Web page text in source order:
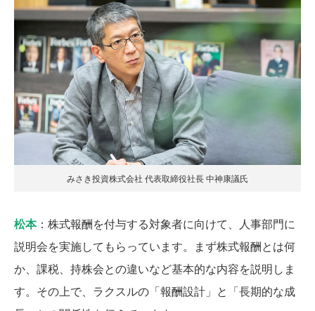
みさき投資株式会社 代表取締役社長 中神康議氏
松本：株式報酬を付与する対象者に向けて、人事部門に
説明会を実施してもらっています。まず株式報酬とは何
か、課税、持株会との違いなど基本的な内容を説明しま
す。その上で、ラクスルの「報酬設計」と「長期的な成